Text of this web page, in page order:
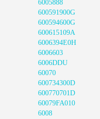
6005888
600591900G
600594600G
600615109A
6006394E0H
6006603
6006DDU
60070
600734300D
600770701D
60079FA010
6008